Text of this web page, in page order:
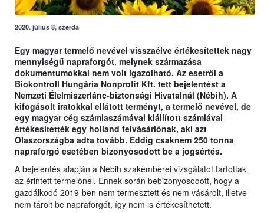
2020. július 8, szerda
Egy magyar termelő nevével visszaélve értékesítettek nagy
mennyiségű napraforgót, melynek származása
dokumentumokkal nem volt igazolható. Az esetről a
Biokontroll Hungária Nonprofit Kft. tett bejelentést a
Nemzeti Élelmiszerlánc-biztonsági Hivatalnál (Nébih). A
kifogásolt iratokkal ellátott terményt, a termelő nevével, de
egy magyar cég számlaszámával kiállított számlával
értékesítették egy holland felvásárlónak, aki azt
Olaszországba adta tovább. Eddig csaknem 250 tonna
napraforgó esetében bizonyosodott be a jogsértés.
A bejelentés alapján a Nébih szakemberei vizsgálatot tartottak
az érintett termelőnél. Ennek során bebizonyosodott, hogy a
gazdálkodó 2019-ben nem termesztett és nem vásárolt, illetve
nem tárolt be napraforgót, így nem is értékesíthetett.